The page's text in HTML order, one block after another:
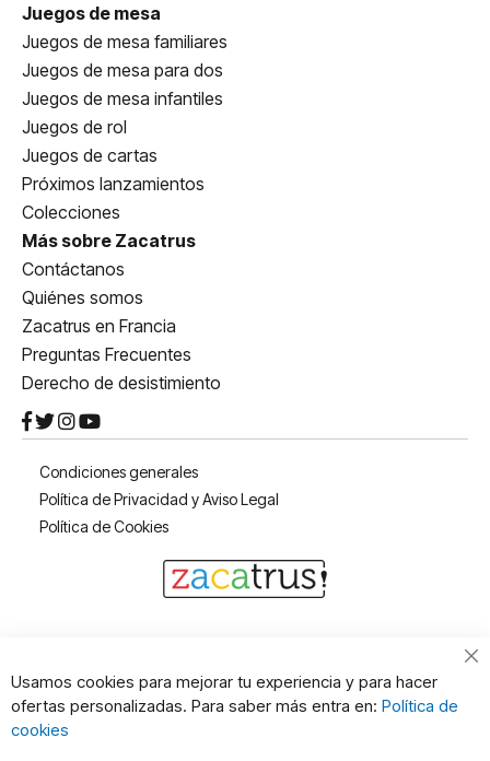
Juegos de mesa
Juegos de mesa familiares
Juegos de mesa para dos
Juegos de mesa infantiles
Juegos de rol
Juegos de cartas
Próximos lanzamientos
Colecciones
Más sobre Zacatrus
Contáctanos
Quiénes somos
Zacatrus en Francia
Preguntas Frecuentes
Derecho de desistimiento
Condiciones generales
Política de Privacidad y Aviso Legal
Política de Cookies
Usamos cookies para mejorar tu experiencia y para hacer
ofertas personalizadas. Para saber más entra en: Política de
cookies